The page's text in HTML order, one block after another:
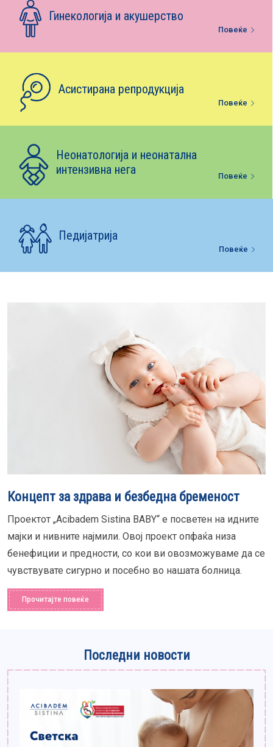
Е-библиотека
Гинекологија и акушерство
Повеќе
Асистирана репродукција
Повеќе
Неонатологија и неонатална
интензивна нега
Повеќе
Педијатрија
Повеќе
Концепт за здрава и безбедна бременост
Проектот „Acibadem Sistina BABY“ е посветен на идните
мајки и нивните најмили. Овој проект опфаќа низа
бенефиции и предности, со кои ви овозможуваме да се
чувствувате сигурно и посебно во нашата болница.
Прочитајте повеќе
Последни новости